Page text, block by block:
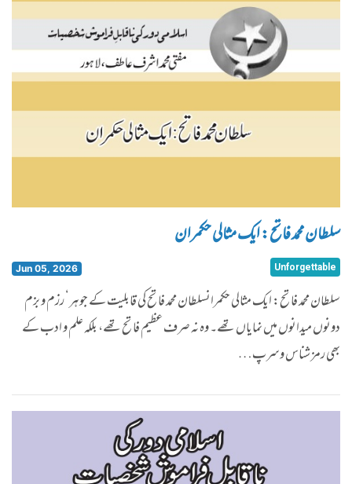
سلطان محمد فاتح: ایک مثالی حکمران
Jun 05, 2026 Unforgettable
​سلطان محمد فاتح: ایک مثالی حکمرانسلطان محمد فاتح کی قابلیت کے جوہر‘ رزم و بزم
دونوں میدانوں میں نمایاں تھے۔ وہ نہ صرف عظیم فاتح تھے، بلکہ علم و ادب کے
بھی رمز شناس وسرپ…